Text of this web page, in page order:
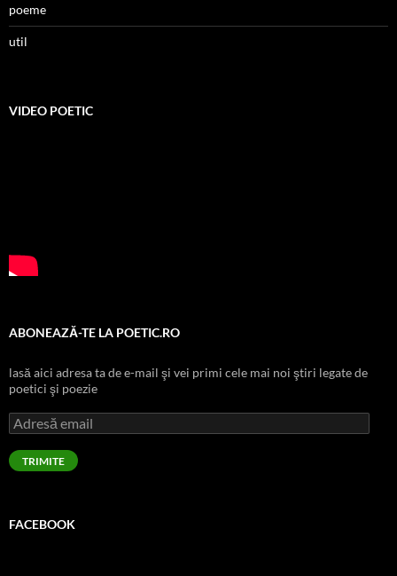
poeme
util
VIDEO POETIC
ABONEAZĂ-TE LA POETIC.RO
lasă aici adresa ta de e-mail şi vei primi cele mai noi ştiri legate de
poetici şi poezie
Adresă
email
TRIMITE
FACEBOOK